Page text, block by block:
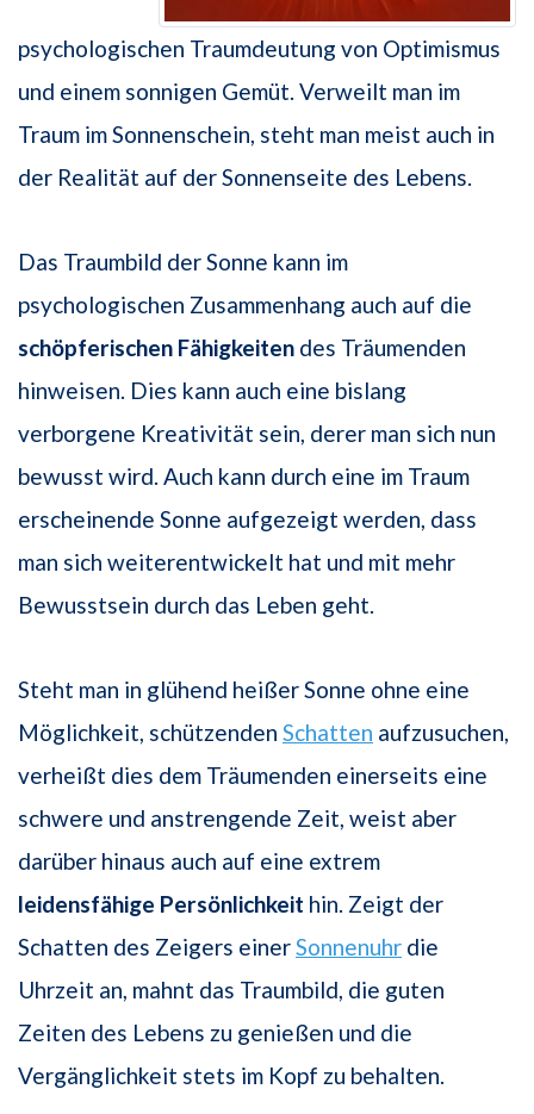
psychologischen Traumdeutung von Optimismus
und einem sonnigen Gemüt. Verweilt man im
Traum im Sonnenschein, steht man meist auch in
der Realität auf der Sonnenseite des Lebens.
Das Traumbild der Sonne kann im
psychologischen Zusammenhang auch auf die
schöpferischen Fähigkeiten des Träumenden
hinweisen. Dies kann auch eine bislang
verborgene Kreativität sein, derer man sich nun
bewusst wird. Auch kann durch eine im Traum
erscheinende Sonne aufgezeigt werden, dass
man sich weiterentwickelt hat und mit mehr
Bewusstsein durch das Leben geht.
Steht man in glühend heißer Sonne ohne eine
Möglichkeit, schützenden Schatten aufzusuchen,
verheißt dies dem Träumenden einerseits eine
schwere und anstrengende Zeit, weist aber
darüber hinaus auch auf eine extrem
leidensfähige Persönlichkeit hin. Zeigt der
Schatten des Zeigers einerSonnenuhr die
Uhrzeit an, mahnt das Traumbild, die guten
Zeiten des Lebens zu genießen und die
Vergänglichkeit stets im Kopf zu behalten.